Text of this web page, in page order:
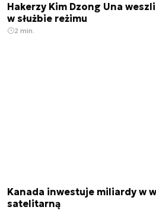
Hakerzy Kim Dzong Una
w służbie reżimu
2 min.
Kanada inwestuje miliardy w
satelitarną